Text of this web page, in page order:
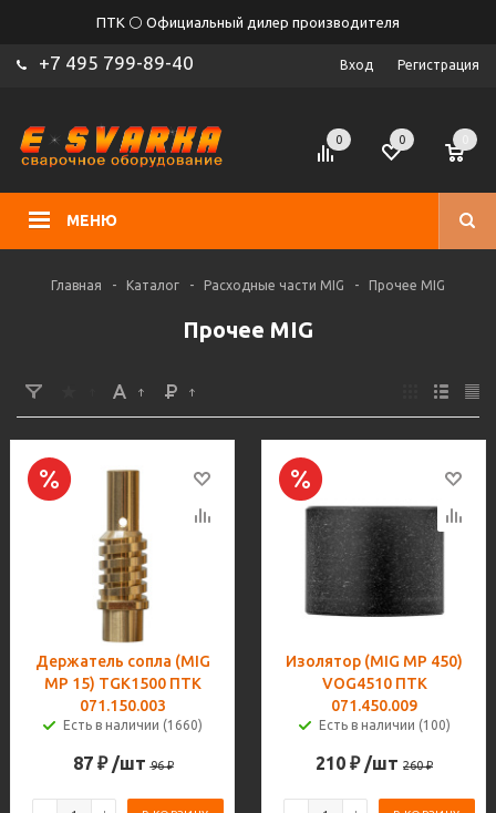
ПТК ⚪ Официальный дилер производителя
+7 495 799-89-40 Вход Регистрация
МЕНЮ
0 0
Главная - Каталог - Расходные части MIG - Прочее MIG
Прочее MIG
Держатель сопла (MIG
MP 15) TGK1500 ПТК
071.150.003
Есть в наличии (1660)
87₽ /шт 96₽
Изолятор (MIG MP 450)
VOG4510 ПТК
071.450.009
Есть в наличии (100)
210 ₽ /шт 260₽